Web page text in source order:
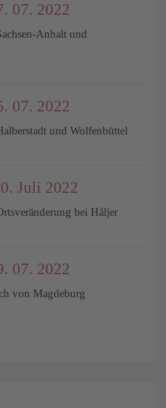
07. 2022
Anhalt und
07. 2022
und Wolfenbüttel
Juli 2022
bei Håljer
07. 2022
von Magdeburg